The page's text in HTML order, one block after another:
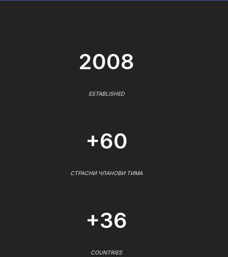
2008
ESTABLISHED
+60
СТРАСНИ ЧЛАНОВИ ТИМА
+36
COUNTRIES